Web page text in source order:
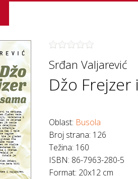
Srđan Valjarević
Džo Frejzer
Oblast: Busola
Broj strana: 126
Težina: 160
ISBN: 86-7963-280-5
Format: 20x12 cm